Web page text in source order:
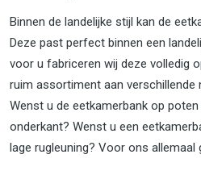
Binnen de landelijke stijl kan de
Deze past perfect binnen een
voor u fabriceren wij deze volledig
ruim assortiment aan verschillende
Wenst u de eetkamerbank op
onderkant? Wenst u een
lage rugleuning? Voor ons allemaal